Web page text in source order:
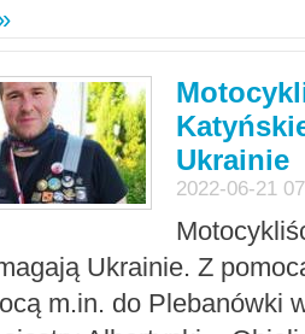
Ukrainie
2022-06-21
Ukrainie. Z
m.in. do Plebanówki